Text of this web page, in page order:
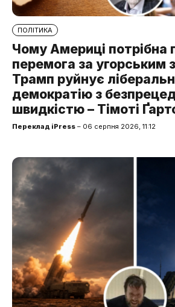
ПОЛІТИКА
Чому Америці потрібна
перемога за угорським
Трамп руйнує
демократію з
швидкістю – Тімоті
Переклад iPress – 06 серпня 2026, 11:12